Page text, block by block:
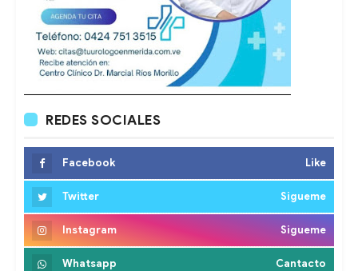
REDES SOCIALES
Facebook Like
Twitter Sigueme
Instagram Sigueme
Whatsapp Cantacto